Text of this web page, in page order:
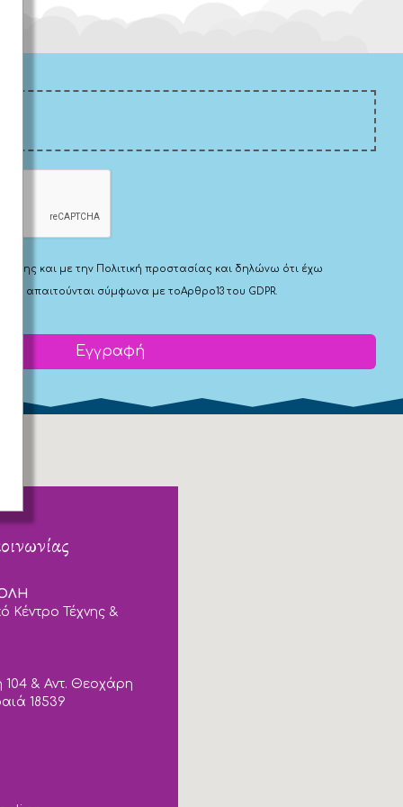
και με την Πολιτική προστασίας και δηλώνω ότι έχω
που απαιτούνται σύμφωνα με τοΑρθρο13 του GDPR.
Εγγραφή
Κέντρο Τέχνης &
104 & Αντ. Θεοχάρη
18539